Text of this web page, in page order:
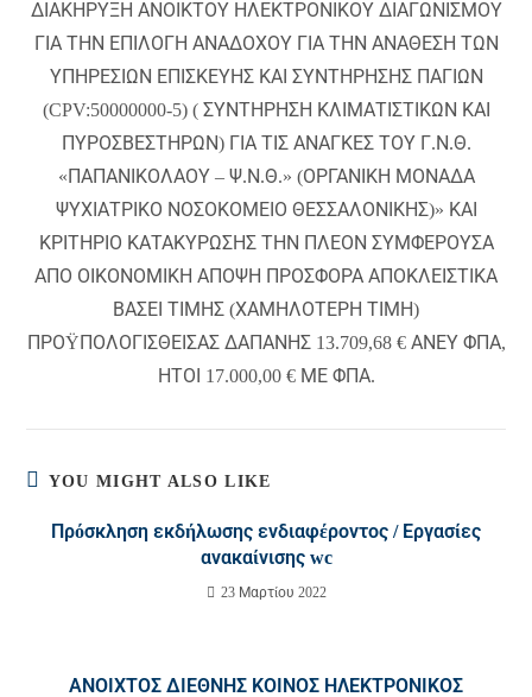
ΔΙΑΚΗΡΥΞΗ ΑΝΟΙΚΤΟΥ ΗΛΕΚΤΡΟΝΙΚΟΥ ΔΙΑΓΩΝΙΣΜΟΥ
ΓΙΑ ΤΗΝ ΕΠΙΛΟΓΗ ΑΝΑΔΟΧΟΥ ΓΙΑ ΤΗΝ ΑΝΑΘΕΣΗ ΤΩΝ
ΥΠΗΡΕΣΙΩΝ ΕΠΙΣΚΕΥΗΣ ΚΑΙ ΣΥΝΤΗΡΗΣΗΣ ΠΑΓΙΩΝ
(CPV:50000000-5) ( ΣΥΝΤΗΡΗΣΗ ΚΛΙΜΑΤΙΣΤΙΚΩΝ ΚΑΙ
ΠΥΡΟΣΒΕΣΤΗΡΩΝ) ΓΙΑ ΤΙΣ ΑΝΑΓΚΕΣ ΤΟΥ Γ.Ν.Θ.
«ΠΑΠΑΝΙΚΟΛΑΟΥ – Ψ.Ν.Θ.» (ΟΡΓΑΝΙΚΗ ΜΟΝΑΔΑ
ΨΥΧΙΑΤΡΙΚΟ ΝΟΣΟΚΟΜΕΙΟ ΘΕΣΣΑΛΟΝΙΚΗΣ)» ΚΑΙ
ΚΡΙΤΗΡΙΟ ΚΑΤΑΚΥΡΩΣΗΣ ΤΗΝ ΠΛΕΟΝ ΣΥΜΦΕΡΟΥΣΑ
ΑΠΟ ΟΙΚΟΝΟΜΙΚΗ ΑΠΟΨΗ ΠΡΟΣΦΟΡΑ ΑΠΟΚΛΕΙΣΤΙΚΑ
ΒΑΣΕΙ ΤΙΜΗΣ (ΧΑΜΗΛΟΤΕΡΗ ΤΙΜΗ)
ΠΡΟΫΠΟΛΟΓΙΣΘΕΙΣΑΣ ΔΑΠΑΝΗΣ 13.709,68 € ΑΝΕΥ ΦΠΑ,
ΗΤΟΙ 17.000,00 € ΜΕ ΦΠΑ.
YOU MIGHT ALSO LIKE
Πρόσκληση εκδήλωσης ενδιαφέροντος / Εργασίες
ανακαίνισης wc
23 Μαρτίου 2022
ΑΝΟΙΧΤΟΣ ΔΙΕΘΝΗΣ ΚΟΙΝΟΣ ΗΛΕΚΤΡΟΝΙΚΟΣ